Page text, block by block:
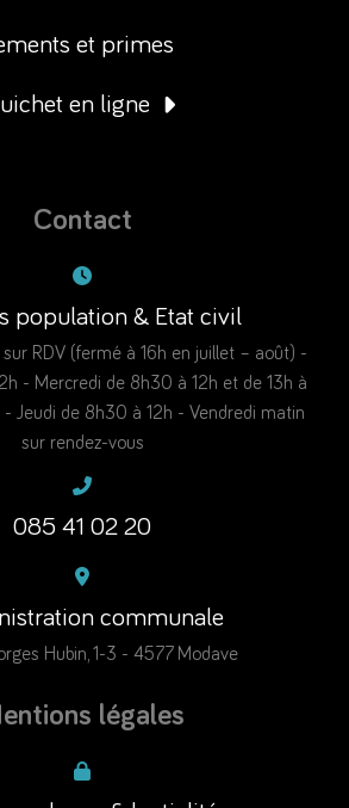
et primes
en ligne
Contact
population & Etat civil
sur RDV (fermé à 16h en juillet – août) -
- Mercredi de 8h30 à 12h et de 13h à
- Jeudi de 8h30 à 12h - Vendredi matin
sur rendez-vous
085 41 02 20
communale
Hubin, 1-3 - 4577 Modave
légales